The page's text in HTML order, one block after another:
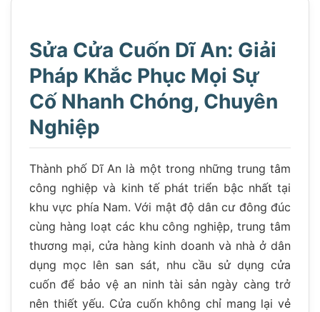
Sửa Cửa Cuốn Dĩ An: Giải
Pháp Khắc Phục Mọi Sự
Cố Nhanh Chóng, Chuyên
Nghiệp
Thành phố Dĩ An là một trong những trung tâm
công nghiệp và kinh tế phát triển bậc nhất tại
khu vực phía Nam. Với mật độ dân cư đông đúc
cùng hàng loạt các khu công nghiệp, trung tâm
thương mại, cửa hàng kinh doanh và nhà ở dân
dụng mọc lên san sát, nhu cầu sử dụng cửa
cuốn để bảo vệ an ninh tài sản ngày càng trở
nên thiết yếu. Cửa cuốn không chỉ mang lại vẻ